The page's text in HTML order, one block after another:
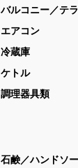
バルコニー／テ
エアコン
冷蔵庫
ケトル
調理器具類
石鹸／ハンドソ